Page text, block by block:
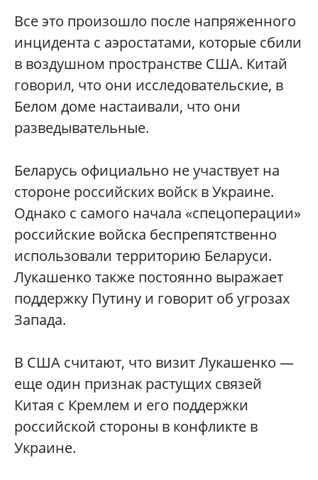
Все это произошло после напряженного
инцидента с аэростатами, которые сбили
в воздушном пространстве США. Китай
говорил, что они исследовательские, в
Белом доме настаивали, что они
разведывательные.
Беларусь официально не участвует на
стороне российских войск в Украине.
Однако с самого начала «спецоперации»‎
российские войска беспрепятственно
использовали территорию Беларуси.
Лукашенко также постоянно выражает
поддержку Путину и говорит об угрозах
Запада.
В США считают, что визит Лукашенко —
еще один признак растущих связей
Китая с Кремлем и его поддержки
российской стороны в конфликте в
Украине.